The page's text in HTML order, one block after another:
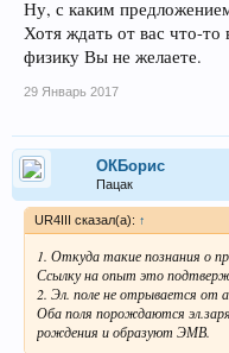
Ну, с каким
Хотя ждать от вас что-
физику Вы не желаете.
29 Январь 2017
ОКБорис
Пацак
UR4III сказал(а): ↑
1. Откуда такие познания о
Ссылку на опыт это
2. Эл. поле не отрывается от
Оба поля порождаются
рождения и образуют ЭМВ.